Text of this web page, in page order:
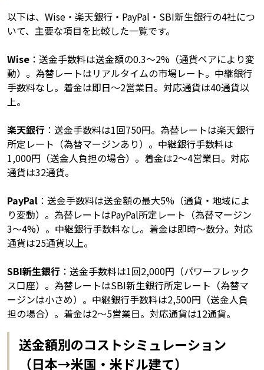
以下は、Wise・楽天銀行・PayPal・SBI新生銀行の4社につ
いて、主要な項目を比較した一覧です。
Wise ：送金手数料は送金額の0.3〜2%（通貨ペアにより変
動）。為替レートはリアルタイムの市場レート。中継銀行
手数料なし。着金は即日〜2営業日。対応通貨は40通貨以
上。
楽天銀行 ：送金手数料は1回750円。為替レートは楽天銀行
所定レート（為替マージンあり）。中継銀行手数料は
1,000円（送金人負担の場合）。着金は2〜4営業日。対応
通貨は32通貨。
PayPal ：送金手数料は送金額の最大5%（通貨・地域によ
り変動）。為替レートはPayPal所定レート（為替マージン
3〜4%）。中継銀行手数料なし。着金は即時〜数分。対応
通貨は25通貨以上。
SBI新生銀行 ：送金手数料は1回2,000円（パワーフレック
ス口座）。為替レートはSBI新生銀行所定レート（為替マ
ージンは小さめ）。中継銀行手数料は2,500円（送金人負
担の場合）。着金は2〜5営業日。対応通貨は12通貨。
送金額別のコストシミュレーション
（日本→米国・米ドル建て）